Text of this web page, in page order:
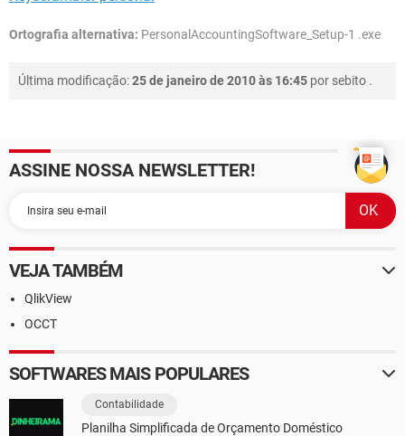
Ortografia alternativa: PersonalAccountingSoftware_Setup-1 .exe
Última modificação:25 de janeiro de 2010 às 16:45 por sebito .
ASSINE NOSSA NEWSLETTER!
VEJA TAMBÉM
QlikView
OCCT
SOFTWARES MAIS POPULARES
Contabilidade
Planilha Simplificada de Orçamento Doméstico